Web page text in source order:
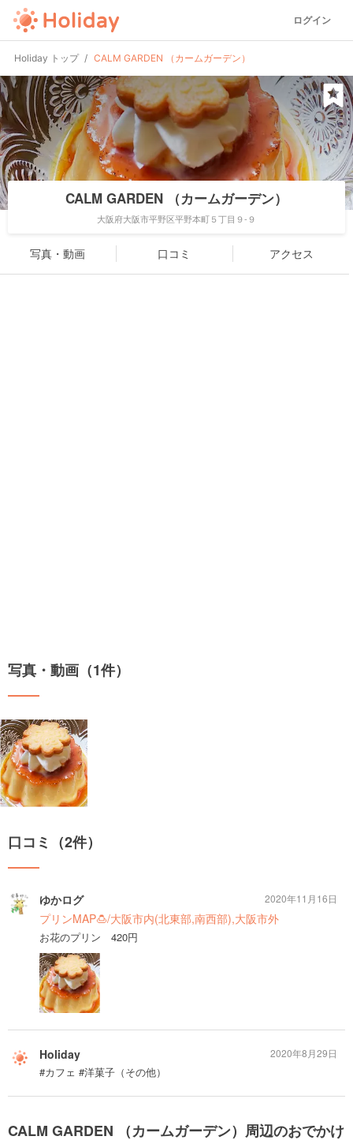
ログイン
Holiday トップ CALM GARDEN （カームガーデン）
CALM GARDEN （カームガーデン）
大阪府大阪市平野区平野本町５丁目９-９
写真・動画 口コミ アクセス
写真・動画（1件）
口コミ（2件）
ゆかログ
プリンMAP🍮/大阪市内(北東部,南西部),大阪市外
お花のプリン 420円
2020年11月16日
Holiday
#カフェ #洋菓子（その他）
2020年8月29日
CALM GARDEN （カームガーデン）周辺のおでかけ